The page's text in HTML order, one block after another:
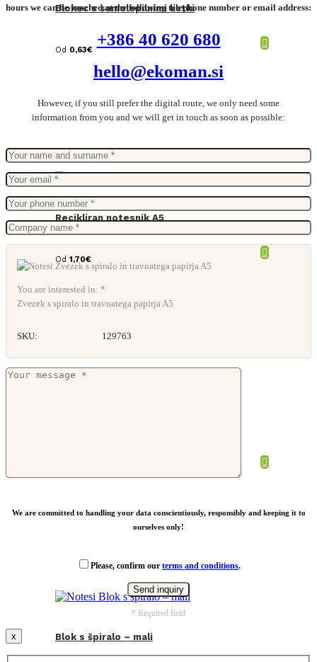
Blokec s samolepilnimi listki
Od 0,63€
Recikliran notesnik A5
Od 1,70€
Blok s špiralo – mali
hours we can be reached at the following telephone number or email address:
+386 40 620 680
hello@ekoman.si
However, if you still prefer the digital route, we only need some
information from you and we will get in touch as soon as possible:
You are interested in: *
Zvezek s spiralo in travnatega papirja A5
SKU: 129763
We are committed to handling your data conscientiously, responsibly and keeping it to
ourselves only!
Please, confirm our terms and conditions.
* Required field
x